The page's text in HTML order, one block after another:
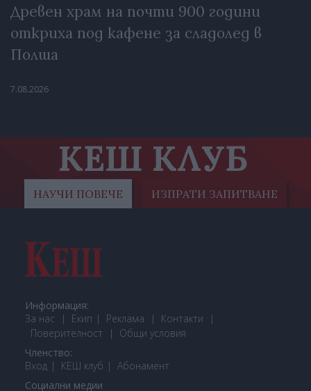
Древен храм на почти 900 години
откриха под кафене за сладолед в
Полша
7.08.2026
КЕШ КЛУБ
НАУЧИ ПОВЕЧЕ ИЗПРАТИ ЗАПИТВАНЕ
Информация:
За нас
Екип Реклама
Контакти
Поверителност
Общи условия
Членство:
Вход
КЕШ клуб Абонамент
Социални медии